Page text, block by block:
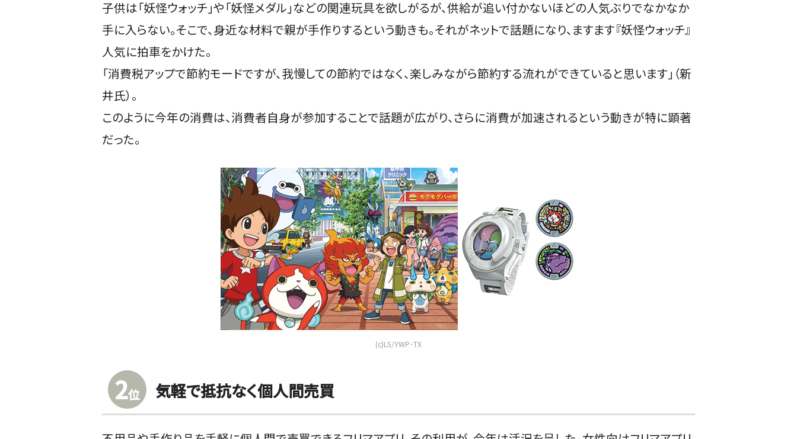
子供は「妖怪ウォッチ」や「妖怪メダル」などの関連玩具を欲しがるが、供給が追い付かないほどの人気ぶりでなかなか
手に入らない。そこで、身近な材料で親が手作りするという動きも。それがネットで話題になり、ますます『妖怪ウォッチ』
人気に拍車をかけた。
「消費税アップで節約モードですが、我慢しての節約ではなく、楽しみながら節約する流れができていると思います」（新
井氏）。
このように今年の消費は、消費者自身が参加することで話題が広がり、さらに消費が加速されるという動きが特に顕著
だった。
(c)L5/YWP･TX
2位 気軽で抵抗なく個人間売買